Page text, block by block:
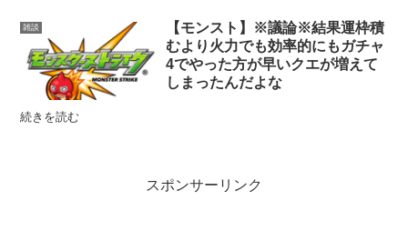
雑談
【モンスト】※議論※結果運枠積
むより火力でも効率的にもガチャ
4でやった方が早いクエが増えて
しまったんだよな
続きを読む
スポンサーリンク